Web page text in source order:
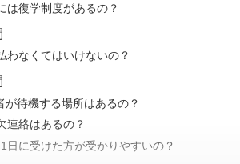
は復学制度があるの？
わなくてはいけないの？
が待機する場所はあるの？
連絡はあるの？
日に受けた方が受かりやすいの？